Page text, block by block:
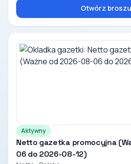
Otwórz
Aktywny
Netto gazetka promocyjna
06 do 2026-08-12)